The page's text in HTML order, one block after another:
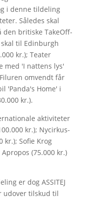
i denne tildeling
Således skal
den britiske TakeOff-
til Edinburgh
kr.); Teater
med 'I nattens lys'
omvendt får
'Panda's Home' i
kr.).
aktiviteter
kr.); Nycirkus-
kr.); Sofie Krog
(75.000 kr.)
er dog ASSITEJ
udover tilskud til